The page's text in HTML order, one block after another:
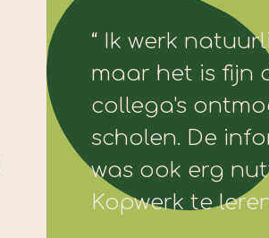
“ Ik werk
maar het is fijn
collega's
scholen. De
was ook erg
Kopwerk te